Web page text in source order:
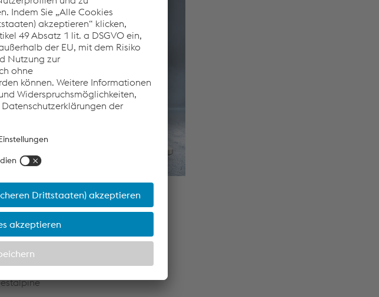
Operator sind:
Lackaustritt zwischen geklebten